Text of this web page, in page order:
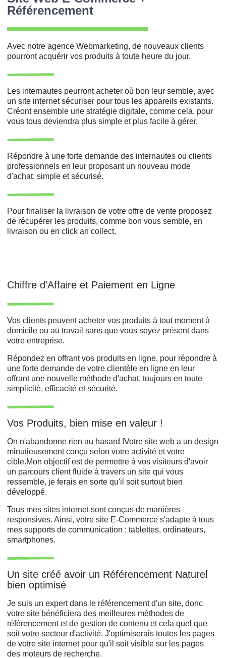
Référencement
Avec notre agence Webmarketing, de nouveaux clients
pourront acquérir vos produits à toute heure du jour.
Les internautes peurront acheter où bon leur semble, avec
un site internet sécuriser pour tous les appareils existants.
Créont ensemble une stratégie digitale, comme cela, pour
vous tous deviendra plus simple et plus facile à gérer.
Répondre à une forte demande des internautes ou clients
professionnels en leur proposant un nouveau mode
d'achat, simple et sécurisé.
Pour finaliser la livraison de votre offre de vente proposez
de récupérer les produits, comme bon vous semble, en
livraison ou en click an collect.
Chiffre d'Affaire et Paiement en Ligne
Vos clients peuvent acheter vos produits à tout moment à
domicile ou au travail sans que vous soyez présent dans
votre entreprise.
Répondez en offrant vos produits en ligne, pour répondre à
une forte demande de votre clientèle en ligne en leur
offrant une nouvelle méthode d'achat, toujours en toute
simplicité, efficacité et sécurité.
Vos Produits, bien mise en valeur !
On n'abandonne rien au hasard !Votre site web a un design
minutieusement conçu selon votre activité et votre
cible.Mon objectif est de permettre à vos visiteurs d'avoir
un parcours client fluide à travers un site qui vous
ressemble, je ferais en sorte qu'il soit surtout bien
développé.
Tous mes sites internet sont conçus de manières
responsives. Ainsi, votre site E-Commerce s'adapte à tous
mes supports de communication : tablettes, ordinateurs,
smartphones.
Un site créé avoir un Référencement Naturel
bien optimisé
Je suis un expert dans le référencement d'un site, donc
votre site bénéficiera des meilleures méthodes de
référencement et de gestion de contenu et cela quel que
soit votre secteur d'activité. J'optimiserais toutes les pages
de votre site internet pour qu'il soit visible sur les pages
des moteurs de recherche.